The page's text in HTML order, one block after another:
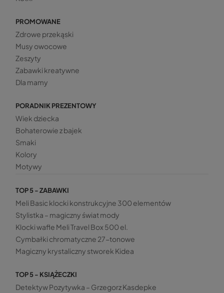
PROMOWANE
Zdrowe przekąski
Musy owocowe
Zeszyty
Zabawki kreatywne
Dla mamy
PORADNIK PREZENTOWY
Wiek dziecka
Bohaterowie z bajek
Smaki
Kolory
Motywy
TOP 5 - ZABAWKI
Meli Basic klocki konstrukcyjne 300 elementów
Stylistka – magiczny świat mody
Klocki wafle Meli Travel Box 500 el.
Cymbałki chromatyczne 27-tonowe
Magiczny krystaliczny stworek Kidea
TOP 5 - KSIĄŻECZKI
Detektyw Pozytywka – Grzegorz Kasdepke